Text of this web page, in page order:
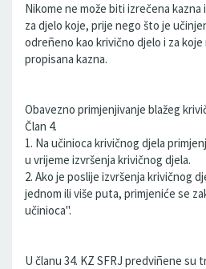
Nikome ne može biti izrečena kazna
za djelo koje, prije nego što je
odreñeno kao krivično djelo i za koje
propisana kazna.
Obavezno primjenjivanje blažeg
Član 4.
1. Na učinioca krivičnog djela
u vrijeme izvršenja krivičnog djela.
2. Ako je poslije izvršenja krivičnog
jednom ili više puta, primjeniće se
učinioca''.
U članu 34. KZ SFRJ predviñene su